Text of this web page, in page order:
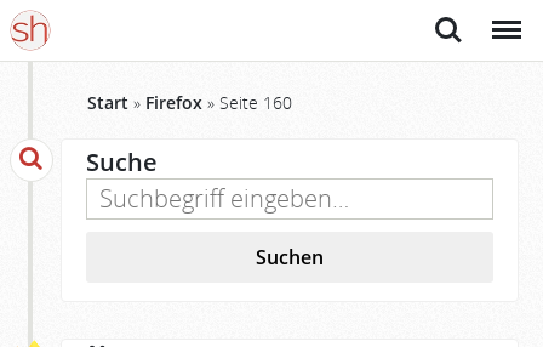
Suche Menü
Start » Firefox » Seite 160
Suche
Suchen